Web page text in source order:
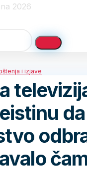
2026
i izjave